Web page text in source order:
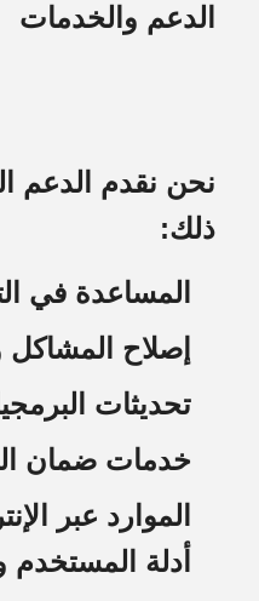
الدعم والخدمات
نحن نقدم الدعم
ذلك:
المساعدة في
إصلاح المشاكل
تحديثات
خدمات ضمان
الموارد عبر
أدلة المستخدم